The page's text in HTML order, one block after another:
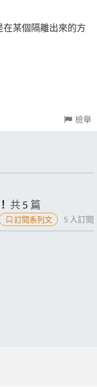
某個隔離出來的方
檢舉
共 5 篇
訂閱系列文 5 人訂閱